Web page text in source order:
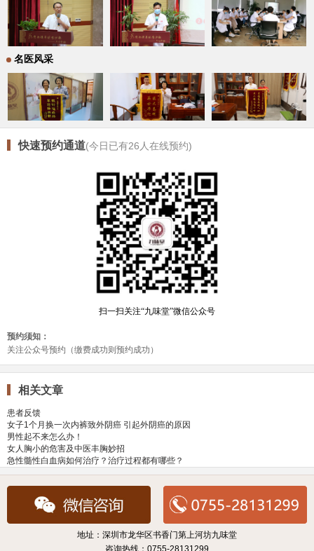
名医风采
快速预约通道(今日已有26 人在线预约)
相关文章
患者反馈
女子1个月换一次内裤致外阴癌 引起外阴癌的原因
男性起不来怎么办！
女人胸小的危害及中医丰胸妙招
急性髓性白血病如何治疗？治疗过程都有哪些？
地址：深圳市龙华区书香门第上河坊九味堂